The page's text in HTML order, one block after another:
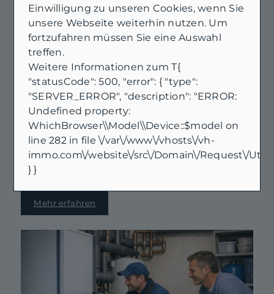
Zinsen 2026 und
Immobilienkauf in
Ostfriesland: So setzt du dein
Budget realistisch an
Zinsen bleiben 2026 ein entscheidender Hebel
beim Immobilienkauf – auch in Ostfriesland. Wir
zeigen dir, wie du Kaufpreis, Nebenkosten, Rate
und Puffer realistisch zusammenbringst, damit
du mit einem sauberen Budget suchst statt nach
Bauchgefühl.
Mehr erfahren
Einwilligung zu unseren Cookies, wenn Sie
unsere Webseite weiterhin nutzen. Um
fortzufahren müssen Sie eine Auswahl
treffen.
Weitere Informationen zum T{
"statusCode": 500, "error": { "type":
"SERVER_ERROR", "description": "ERROR:
Undefined property:
WhichBrowser\\Model\\Device::$model on
line 282 in file \/var\/www\/vhosts\/vh-
immo.com\/website\/src\/Domain\/Request\/
} }